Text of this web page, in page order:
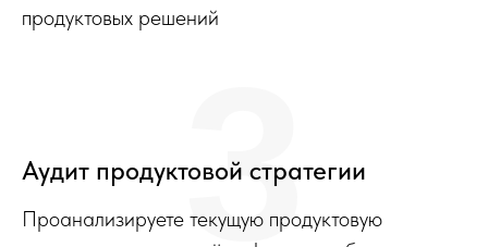
продуктовых решений
Аудит продуктовой стратегии
Проанализируете текущую продуктовую
3